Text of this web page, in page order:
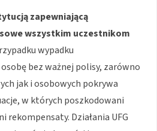
zapewniającą
wszystkim uczestnikom
wypadku
bez ważnej polisy, zarówno
jak i osobowych pokrywa
w których poszkodowani
rekompensaty. Działania UFG